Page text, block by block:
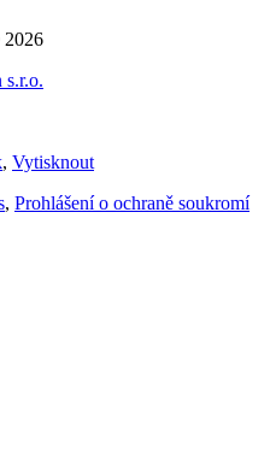
s.r.o.
, Vytisknout
, Prohlášení o ochraně soukromí